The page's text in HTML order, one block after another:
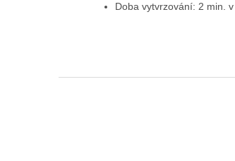
Doba vytvrzování: 2 min.